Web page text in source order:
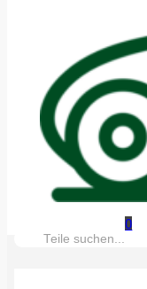
0
Suche: